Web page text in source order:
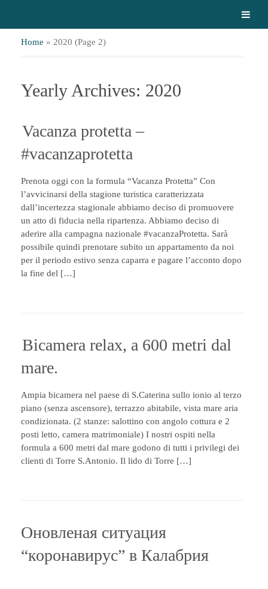
Home » 2020 (Page 2)
Yearly Archives: 2020
Vacanza protetta –
#vacanzaprotetta
Prenota oggi con la formula “Vacanza Protetta” Con
l’avvicinarsi della stagione turistica caratterizzata
dall’incertezza stagionale abbiamo deciso di promuovere
un atto di fiducia nella ripartenza. Abbiamo deciso di
aderire alla campagna nazionale #vacanzaProtetta. Sarà
possibile quindi prenotare subito un appartamento da noi
per il periodo estivo senza caparra e pagare l’acconto dopo
la fine del […]
Bicamera relax, a 600 metri dal
mare.
Ampia bicamera nel paese di S.Caterina sullo ionio al terzo
piano (senza ascensore), terrazzo abitabile, vista mare aria
condizionata. (2 stanze: salottino con angolo cottura e 2
posti letto, camera matrimoniale) I nostri ospiti nella
formula a 600 metri dal mare godono di tutti i privilegi dei
clienti di Torre S.Antonio. Il lido di Torre […]
Оновленая ситуация
“коронавирус” в Калабрия